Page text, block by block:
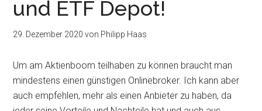
und ETF Depot!
29. Dezember 2020 von Philipp Haas
Um am Aktienboom teilhaben zu können braucht man
mindestens einen günstigen Onlinebroker. Ich kann aber
auch empfehlen, mehr als einen Anbieter zu haben, da